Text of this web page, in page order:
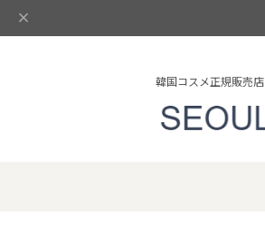
韓国コスメ正規販売店